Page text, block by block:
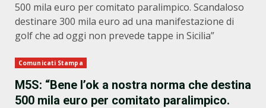
500 mila euro per comitato paralimpico. Scandaloso
destinare 300 mila euro ad una manifestazione di
golf che ad oggi non prevede tappe in Sicilia”
Comunicati Stampa
M5S: “Bene l’ok a nostra norma che destina
500 mila euro per comitato paralimpico.